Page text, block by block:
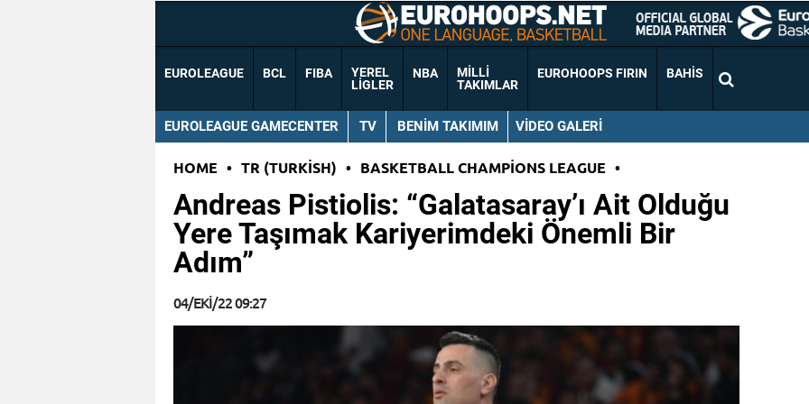
EUROLEAGUE BCL FIBA
YEREL
LIGLER
NBA
MILLI
TAKIMLAR
EUROHOOPS FIRIN BAHIS
EUROLEAGUE GAMECENTER TV BENIM TAKIMIM VIDEO GALERI
HOME • TR (TURKISH) • BASKETBALL CHAMPIONS LEAGUE •
Andreas Pistiolis: “Galatasaray’ı Ait Olduğu
Yere Taşımak Kariyerimdeki Önemli Bir
Adım”
04/EKI/22 09:27